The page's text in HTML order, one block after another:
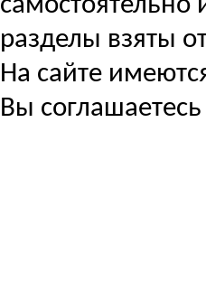
самостоятельно
разделы взяты
На сайте
Вы